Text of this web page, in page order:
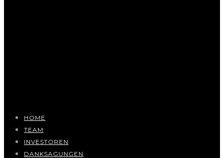
HOME
TEAM
INVESTOREN
DANKSAGUNGEN